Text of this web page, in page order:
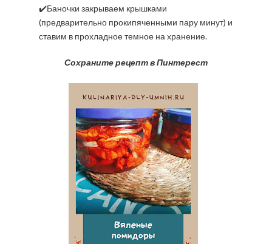
✔️Баночки закрываем крышками
(предварительно прокипяченными пару минут) и
ставим в прохладное темное на хранение.
Сохраните рецепт в Пинтерест